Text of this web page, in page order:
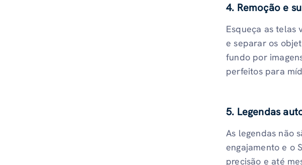
4. Remoção e
Esqueça as telas
e separar os
fundo por
perfeitos para
5. Legendas
As legendas não
engajamento e o
precisão e até